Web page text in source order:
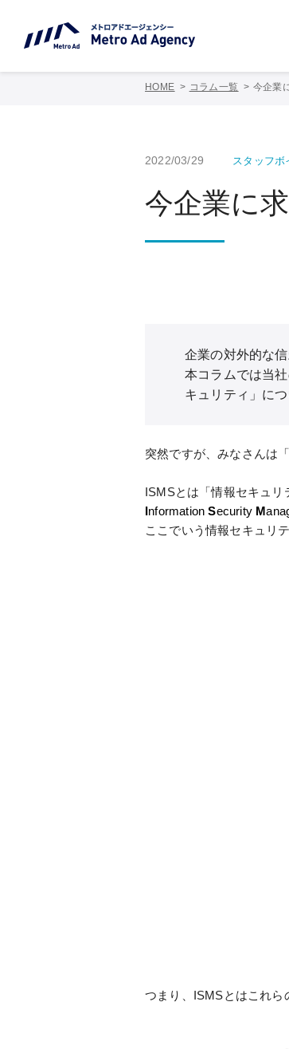
HOME コラム一覧 今企業
2022/03/29 スタッフボ
今企業に
企業の対外的な
本コラムでは当
キュリティ」に
突然ですが、みなさんは
ISMSとは「情報セキュリ
InformationSecurity M
ここでいう情報セキュリ
つまり、ISMSとはこれら